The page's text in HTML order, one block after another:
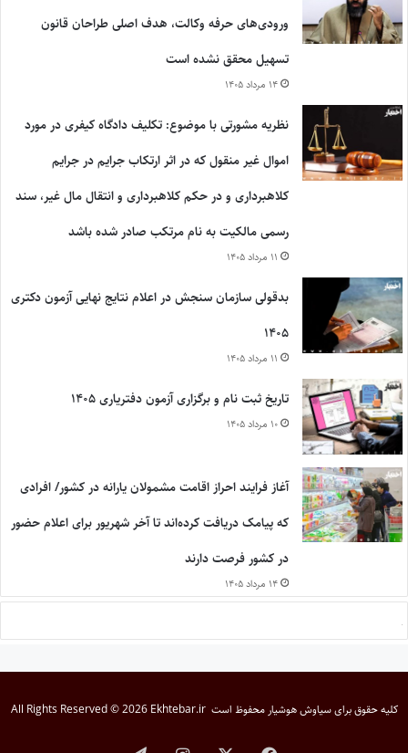
ورودی‌های حرفه وکالت، هدف اصلی طراحان قانون
تسهیل محقق نشده است
۱۴ مرداد ۱۴۰۵
نظریه مشورتی با موضوع: تکلیف دادگاه کیفری در مورد
اموال غیر منقول که در اثر ارتکاب جرایم در جرایم
کلاهبرداری و در حکم کلاهبرداری و انتقال مال غیر، سند
رسمی مالکیت به نام مرتکب صادر شده باشد
۱۱ مرداد ۱۴۰۵
بدقولی سازمان سنجش در اعلام نتایج نهایی آزمون دکتری
۱۴۰۵
۱۱ مرداد ۱۴۰۵
تاریخ ثبت نام و برگزاری آزمون دفتریاری ۱۴۰۵
۱۰ مرداد ۱۴۰۵
آغاز فرایند احراز اقامت مشمولان یارانه در کشور/ افرادی
که پیامک دریافت کرده‌اند تا آخر شهریور برای اعلام حضور
در کشور فرصت دارند
۱۴ مرداد ۱۴۰۵
کلیه حقوق برایسیاوش هوشیار محفوظ است All Rights Reserved © 2026 Ekhtebar.ir